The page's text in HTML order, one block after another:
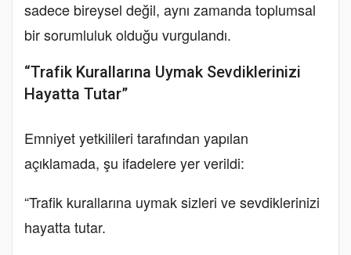
sadece bireysel değil, aynı zamanda toplumsal
bir sorumluluk olduğu vurgulandı.
“Trafik Kurallarına Uymak Sevdiklerinizi
Hayatta Tutar”
Emniyet yetkilileri tarafından yapılan
açıklamada, şu ifadelere yer verildi:
“Trafik kurallarına uymak sizleri ve sevdiklerinizi
hayatta tutar.